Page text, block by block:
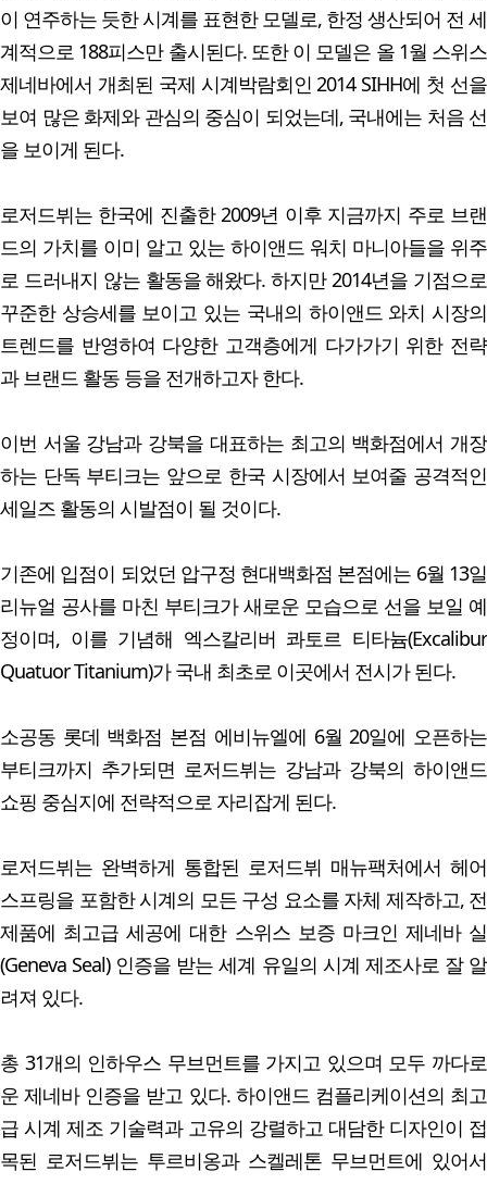
이 연주하는 듯한 시계를 표현한 모델로, 한정 생산되어 전 세
계적으로 188피스만 출시된다. 또한 이 모델은 올 1월 스위스
제네바에서 개최된 국제 시계박람회인 2014 SIHH에 첫 선을
보여 많은 화제와 관심의 중심이 되었는데, 국내에는 처음 선
을 보이게 된다.
로저드뷔는 한국에 진출한 2009년 이후 지금까지 주로 브랜
드의 가치를 이미 알고 있는 하이앤드 워치 마니아들을 위주
로 드러내지 않는 활동을 해왔다. 하지만 2014년을 기점으로
꾸준한 상승세를 보이고 있는 국내의 하이앤드 와치 시장의
트렌드를 반영하여 다양한 고객층에게 다가가기 위한 전략
과 브랜드 활동 등을 전개하고자 한다.
이번 서울 강남과 강북을 대표하는 최고의 백화점에서 개장
하는 단독 부티크는 앞으로 한국 시장에서 보여줄 공격적인
세일즈 활동의 시발점이 될 것이다.
기존에 입점이 되었던 압구정 현대백화점 본점에는 6월 13일
리뉴얼 공사를 마친 부티크가 새로운 모습으로 선을 보일 예
정이며, 이를 기념해 엑스칼리버 콰토르 티타늄(Excalibur
Quatuor Titanium)가 국내 최초로 이곳에서 전시가 된다.
소공동 롯데 백화점 본점 에비뉴엘에 6월 20일에 오픈하는
부티크까지 추가되면 로저드뷔는 강남과 강북의 하이앤드
쇼핑 중심지에 전략적으로 자리잡게 된다.
로저드뷔는 완벽하게 통합된 로저드뷔 매뉴팩처에서 헤어
스프링을 포함한 시계의 모든 구성 요소를 자체 제작하고, 전
제품에 최고급 세공에 대한 스위스 보증 마크인 제네바 실
(Geneva Seal) 인증을 받는 세계 유일의 시계 제조사로 잘 알
려져 있다.
총 31개의 인하우스 무브먼트를 가지고 있으며 모두 까다로
운 제네바 인증을 받고 있다. 하이앤드 컴플리케이션의 최고
급 시계 제조 기술력과 고유의 강렬하고 대담한 디자인이 접
목된 로저드뷔는 투르비옹과 스켈레톤 무브먼트에 있어서